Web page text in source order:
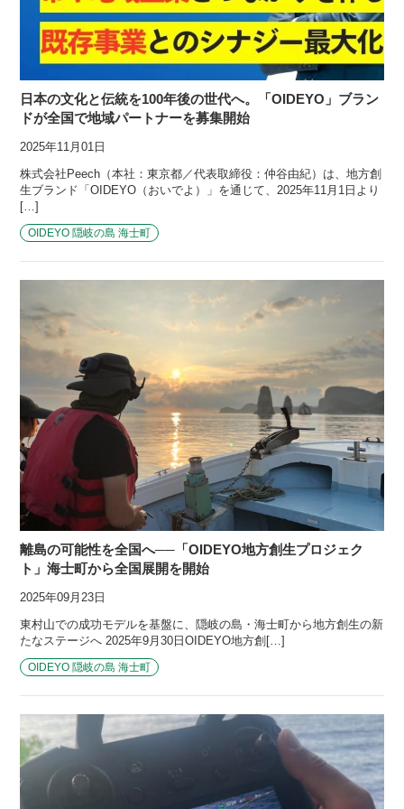
日本の文化と伝統を100年後の世代へ。「OIDEYO」ブラン
ドが全国で地域パートナーを募集開始
2025年11月01日
株式会社Peech（本社：東京都／代表取締役：仲谷由紀）は、地方創
生ブランド「OIDEYO（おいでよ）」を通じて、2025年11月1日より
[…]
OIDEYO 隠岐の島 海士町
離島の可能性を全国へ──「OIDEYO地方創生プロジェク
ト」海士町から全国展開を開始
2025年09月23日
東村山での成功モデルを基盤に、隠岐の島・海士町から地方創生の新
たなステージへ 2025年9月30日OIDEYO地方創[…]
OIDEYO 隠岐の島 海士町